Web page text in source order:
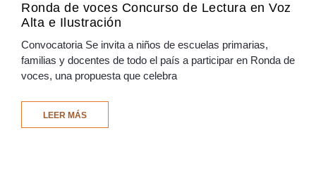
Ronda de voces Concurso de Lectura en Voz
Alta e Ilustración
Convocatoria Se invita a niños de escuelas primarias,
familias y docentes de todo el país a participar en Ronda de
voces, una propuesta que celebra
LEER MÁS